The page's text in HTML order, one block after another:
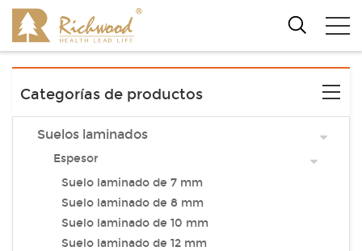
Categorías de productos
Suelos laminados
Espesor
Suelo laminado de 7 mm
Suelo laminado de 8 mm
Suelo laminado de 10 mm
Suelo laminado de 12 mm